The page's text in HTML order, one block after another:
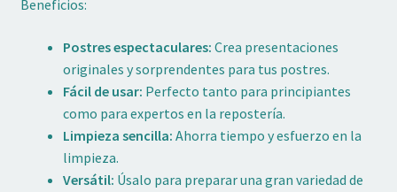
Beneficios:
Postres espectaculares: Crea presentaciones
originales y sorprendentes para tus postres.
Fácil de usar: Perfecto tanto para principiantes
como para expertos en la repostería.
Limpieza sencilla: Ahorra tiempo y esfuerzo en la
limpieza.
Versátil: Úsalo para preparar una gran variedad de